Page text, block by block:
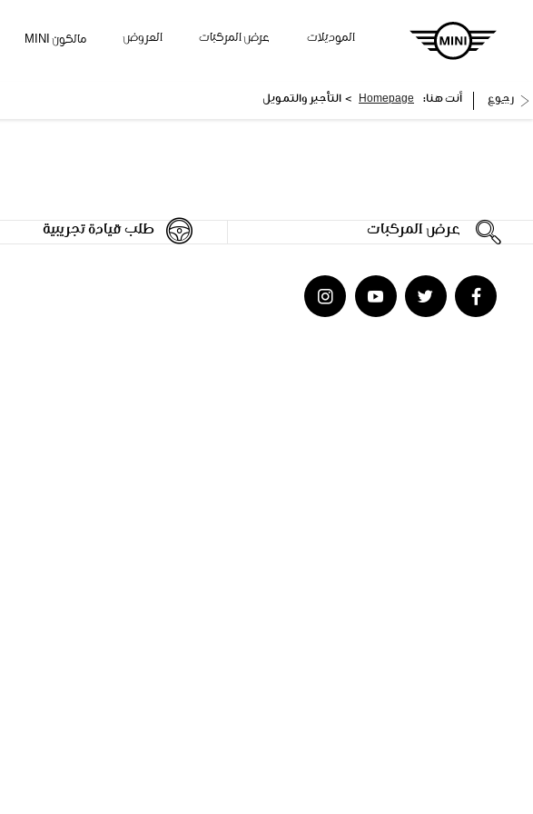
الموديلات عرض المركبات العروض مالكون MINI
رجوع أنت هنا: Homepage
> التأجير والتمويل
عرض المركبات طلب قيادة تجريبية